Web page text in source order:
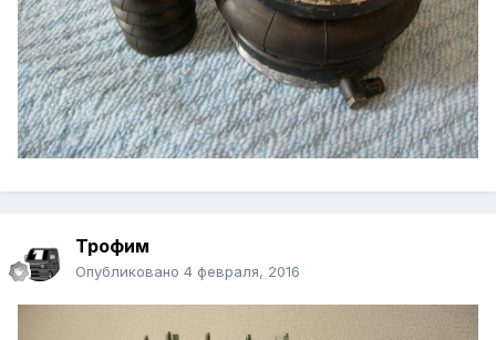
Трофим
Опубликовано 4 февраля, 2016